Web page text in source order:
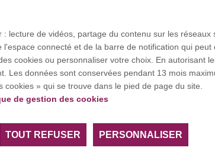
membre des réseaux européens et
lecture de vidéos, partage du contenu sur les
connecté et de la barre de notification qui
cookies ou personnaliser votre choix. En autorisant
données sont conservées pendant 13 mois
cookies » qui se trouve dans le pied de page du site.
de gestion des cookies
TOUT REFUSER PERSONNALISER